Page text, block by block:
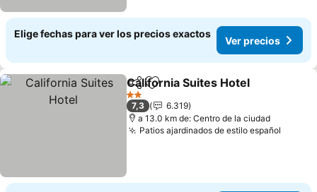
Elige fechas para ver los precios exactos
Ver precios
CompartirAgregar a favoritos
California Suites Hotel
2 Estrellas
7,3
6.319
a 13.0 km de: Centro de la ciudad
Patios ajardinados de estilo español